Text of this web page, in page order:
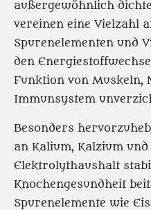
außergewöhnlich
vereinen eine Vielzahl
Spurenelementen und
den
Funktion von Muskeln,
Immunsystem
Besonders
an Kalium, Kalzium
Elektrolythaushalt
Knochengesundheit
Spurenelemente wie